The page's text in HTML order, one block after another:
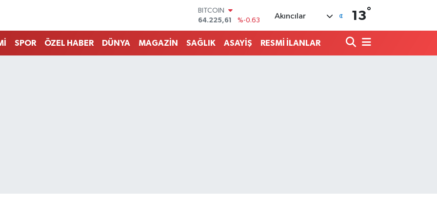
DOLAR
47,6704
%0
EURO
55,0406
%-0.08
Akıncılar 13°
SPOR ÖZEL HABER DÜNYA MAGAZİN SAĞLIK ASAYİŞ RESMİ İLANLAR